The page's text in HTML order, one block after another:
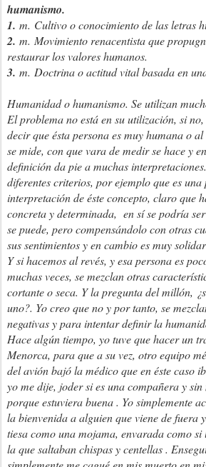
humanismo.
1. m. Cultivo o conocimiento de las letras
2. m. Movimiento renacentista que
restaurar los valores humanos.
3. m. Doctrina o actitud vital basada en
Humanidad o humanismo. Se utilizan
El problema no está en su utilización, si
decir que ésta persona es muy humana o
se mide, con que vara de medir se hace y
definición da pie a muchas
diferentes criterios, por ejemplo que es
interpretación de éste concepto, claro que
concreta y determinada, en sí se podría
se puede, pero compensándolo con otras
sus sentimientos y en cambio es muy
Y si hacemos al revés, y esa persona es
muchas veces, se mezclan otras
cortante o seca. Y la pregunta del millón,
uno?. Yo creo que no y por tanto, se
negativas y para intentar definir la
Hace algún tiempo, yo tuve que hacer un
Menorca, para que a su vez, otro equipo
del avión bajó la médico que en éste caso
yo me dije, joder si es una compañera y
porque estuviera buena . Yo simplemente
la bienvenida a alguien que viene de fuera
tiesa como una mojama, envarada como
la que saltaban chispas y centellas .